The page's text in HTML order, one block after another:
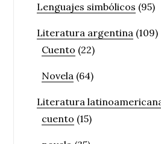
Lenguajes simbólicos (95)
Literatura argentina (109)
Cuento (22)
Novela (64)
Literatura
cuento (15)